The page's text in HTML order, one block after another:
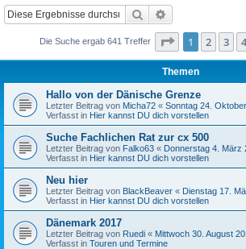
Suche
Die Suche ergab 641 Treffer Seite 1von 13
1 2 3 4
Themen
Hallo von der Dänische Grenze
Letzter Beitrag von Micha72 « Sonntag 24.
Verfasst in Hier kannst DU dich vorstellen
Suche Fachlichen Rat zur cx 500
Letzter Beitrag von Falko63 « Donnerstag 4. März
Verfasst in Hier kannst DU dich vorstellen
Neu hier
Letzter Beitrag von BlackBeaver « Dienstag 17.
Verfasst in Hier kannst DU dich vorstellen
Dänemark 2017
Letzter Beitrag von Ruedi « Mittwoch 30. August
Verfasst in Touren und Termine